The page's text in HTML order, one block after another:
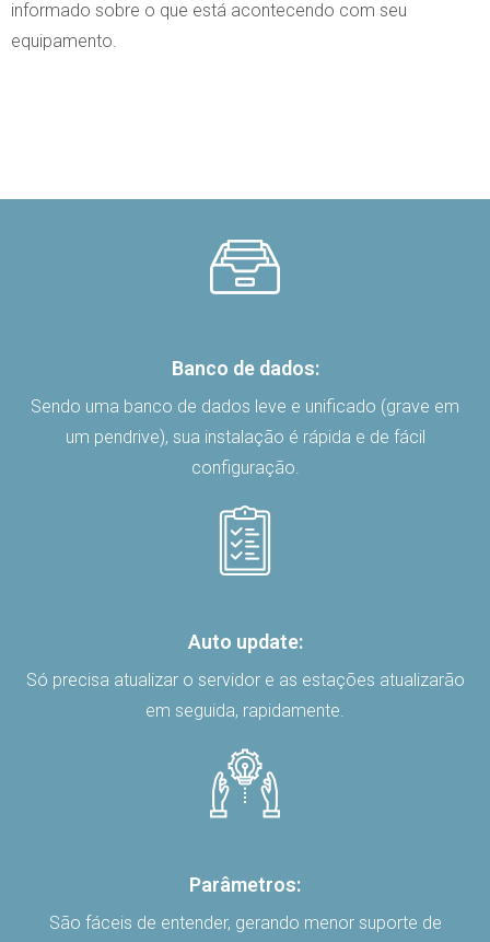
informado sobre o que está acontecendo com seu
equipamento.
Banco de dados:
Sendo uma banco de dados leve e unificado (grave em
um pendrive), sua instalação é rápida e de fácil
configuração.
Auto update:
Só precisa atualizar o servidor e as estações atualizarão
em seguida, rapidamente.
Parâmetros:
São fáceis de entender, gerando menor suporte de